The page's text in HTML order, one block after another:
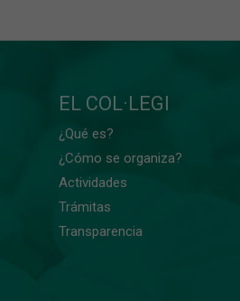
EL COL·LEGI
¿Qué es?
¿Cómo se organiza?
Actividades
Trámitas
Transparencia